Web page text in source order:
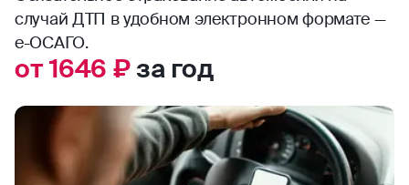
случай ДТП в удобном электронном формате —
е-ОСАГО.
от 1646 ₽за год